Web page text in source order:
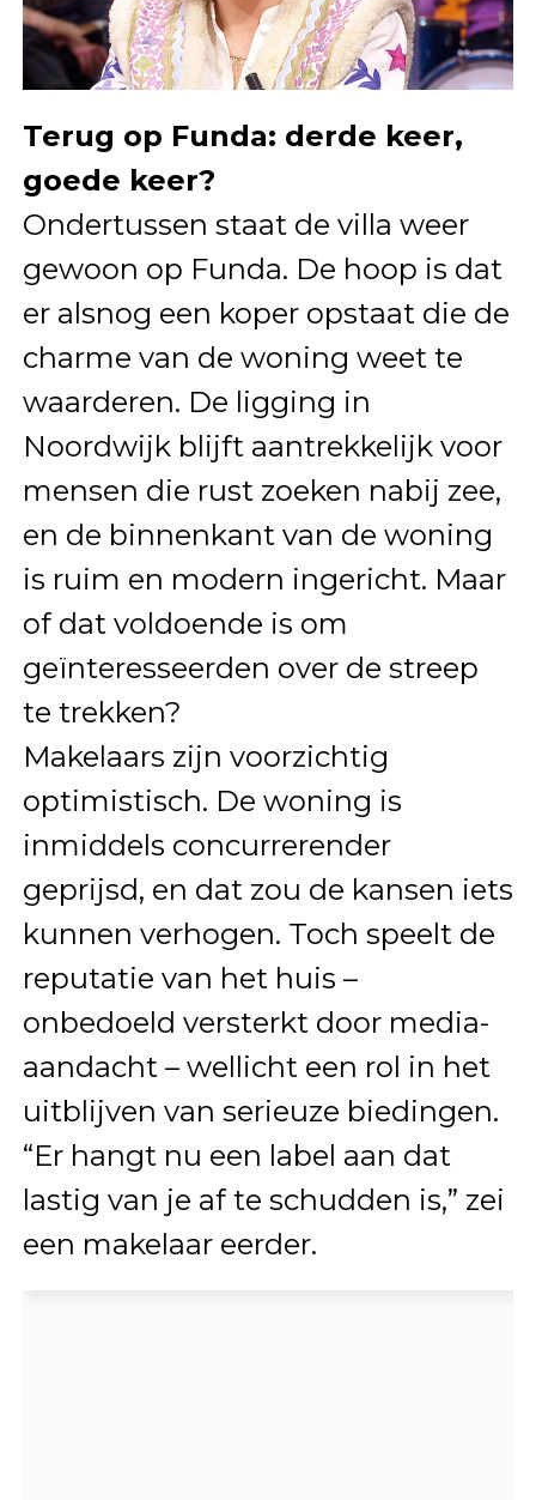
Terug op Funda: derde keer,
goede keer?
Ondertussen staat de villa weer
gewoon op Funda. De hoop is dat
er alsnog een koper opstaat die de
charme van de woning weet te
waarderen. De ligging in
Noordwijk blijft aantrekkelijk voor
mensen die rust zoeken nabij zee,
en de binnenkant van de woning
is ruim en modern ingericht. Maar
of dat voldoende is om
geïnteresseerden over de streep
te trekken?
Makelaars zijn voorzichtig
optimistisch. De woning is
inmiddels concurrerender
geprijsd, en dat zou de kansen iets
kunnen verhogen. Toch speelt de
reputatie van het huis –
onbedoeld versterkt door media-
aandacht – wellicht een rol in het
uitblijven van serieuze biedingen.
“Er hangt nu een label aan dat
lastig van je af te schudden is,” zei
een makelaar eerder.